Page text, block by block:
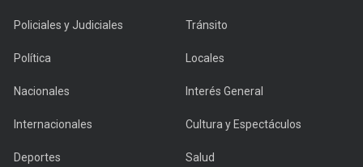
Policiales y Judiciales Tránsito
Política Locales
Nacionales Interés General
Internacionales Cultura y Espectáculos
Deportes Salud